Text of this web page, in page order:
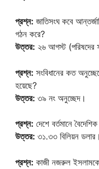
প্রশ্ন: জাতিসংঘ কবে
গঠন করে?
উত্তর: ২৬ আগস্ট
প্রশ্ন: সংবিধানের কত
হয়েছে?
উত্তর: ৩৯ নং অনুচ্ছেদ।
প্রশ্ন: দেশে বর্তমানে
উত্তর: ৩১.৩৩ বিলিয়ন ডলার।
প্রশ্ন: কাজী নজরুল